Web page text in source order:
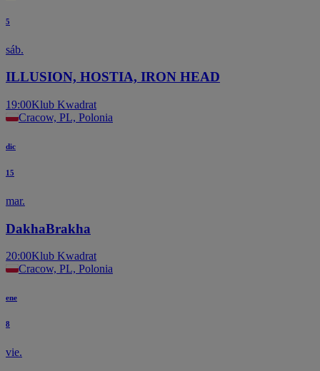
5
sáb.
ILLUSION, HOSTIA, IRON HEAD
19:00Klub Kwadrat
Cracow, PL, Polonia
dic
15
mar.
DakhaBrakha
20:00Klub Kwadrat
Cracow, PL, Polonia
ene
8
vie.